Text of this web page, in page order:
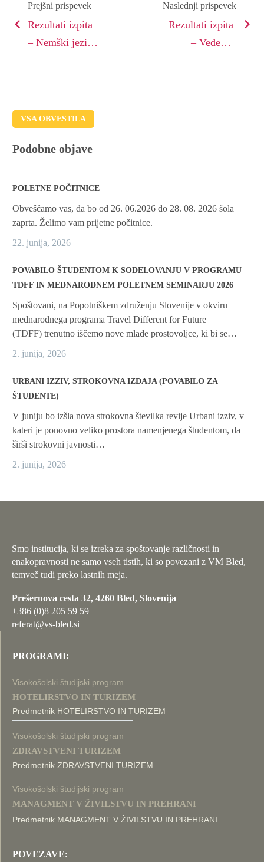
Prejšni prispevek
Rezultati izpita
– Nemški jezik
Naslednji prispevek
Rezultati izpita
– Vedenje
VSA OBVESTILA
Podobne objave
POLETNE POČITNICE
Obveščamo vas, da bo od 26. 06.2026 do 28. 08. 2026 šola
zaprta. Želimo vam prijetne počitnice.
22. junija, 2026
POVABILO ŠTUDENTOM K SODELOVANJU V PROGRAMU
TDFF IN MEDNARODNEM POLETNEM SEMINARJU 2026
Spoštovani, na Popotniškem združenju Slovenije v okviru
mednarodnega programa Travel Different for Future
(TDFF) trenutno iščemo nove mlade prostovoljce, ki bi se…
2. junija, 2026
URBANI IZZIV, STROKOVNA IZDAJA (POVABILO ZA
ŠTUDENTE)
V juniju bo izšla nova strokovna številka revije Urbani izziv, v
kateri je ponovno veliko prostora namenjenega študentom, da
širši strokovni javnosti…
2. junija, 2026
Smo institucija, ki se izreka za spoštovanje različnosti in
enakopravnosti ne samo vseh tistih, ki so povezani z VM Bled,
temveč tudi preko lastnih meja.
Prešernova cesta 32, 4260 Bled, Slovenija
+386 (0)8 205 59 59
referat@vs-bled.si
PROGRAMI:
Visokošolski študijski program
HOTELIRSTVO IN TURIZEM
Predmetnik HOTELIRSTVO IN TURIZEM
Visokošolski študijski program
ZDRAVSTVENI TURIZEM
Predmetnik ZDRAVSTVENI TURIZEM
Visokošolski študijski program
MANAGMENT V ŽIVILSTVU IN PREHRANI
Predmetnik MANAGMENT V ŽIVILSTVU IN PREHRANI
POVEZAVE: